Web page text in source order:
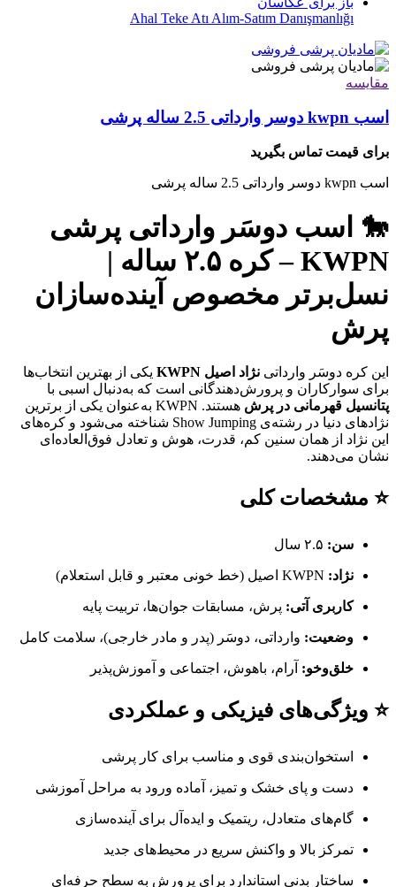
Ahal Teke Atı Alım-Satım Danışmanlığı
مقایسه
اسب kwpn دوسر وارداتی 2.5 ساله پرشی
برای قیمت تماس بگیرید
اسب kwpn دوسر وارداتی 2.5 ساله پرشی
🐎 اسب دوسَر وارداتی پرشی
KWPN – کره ۲.۵ ساله |
نسل‌برتر مخصوص آینده‌سازان
پرش
این کره دوسَر وارداتی نژاد اصیل KWPN
یکی از بهترین انتخاب‌ها
برای سوارکاران و پرورش‌دهندگانی است که به‌دنبال اسبی با
پتانسیل قهرمانی در پرش
هستند. KWPN به‌عنوان یکی از برترین
نژادهای دنیا در رشته‌ی Show Jumping شناخته می‌شود و کره‌های
این نژاد از همان سنین کم، قدرت، هوش و تعادل فوق‌العاده‌ای
نشان می‌دهند.
⭐ مشخصات کلی
سن:
نژاد:
کاربری آتی: پرش، مسابقات جوان‌ها، تربیت پایه
وضعیت: وارداتی، دوسَر (پدر و مادر خارجی)، سلامت کامل
خلق‌وخو: آرام، باهوش، اجتماعی و آموزش‌پذیر
⭐ ویژگی‌های فیزیکی و عملکردی
استخوان‌بندی قوی و مناسب برای کار پرشی
دست و پای خشک و تمیز، آماده ورود به مراحل آموزشی
گام‌های متعادل، ریتمیک و ایده‌آل برای آینده‌سازی
تمرکز بالا و واکنش سریع در محیط‌های جدید
ساختار بدنی استاندارد برای پرورش به سطح حرفه‌ای